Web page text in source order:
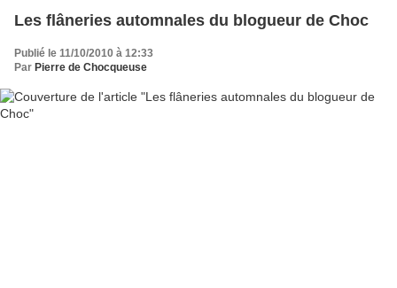
Les flâneries automnales du blogueur de Choc
Publié le 11/10/2010 à 12:33
Par Pierre de Chocqueuse